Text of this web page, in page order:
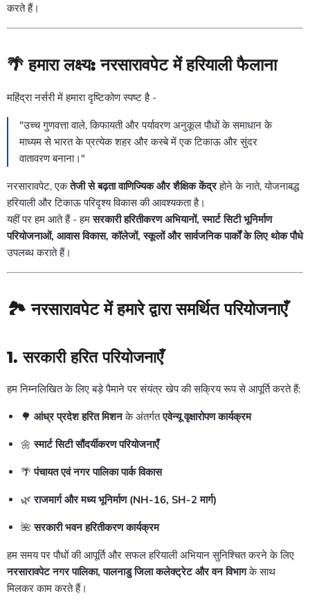
करते हैं।
🌴हमारा लक्ष्य: नरसारावपेट में हरियाली फैलाना
महिंद्रा नर्सरी में हमारा दृष्टिकोण स्पष्ट है -
"उच्च गुणवत्ता वाले, किफायती और पर्यावरण अनुकूल पौधों के समाधान के
माध्यम से भारत के प्रत्येक शहर और कस्बे में एक टिकाऊ और सुंदर
वातावरण बनाना।"
नरसारावपेट, एकतेजी से बढ़ता वाणिज्यिक और शैक्षिक केंद्रहोने के नाते, योजनाबद्ध
हरियाली और टिकाऊ परिदृश्य विकास की आवश्यकता है।
यहीं पर हम आते हैं - हमसरकारी हरितीकरण अभियानों, स्मार्ट सिटी भूनिर्माण
परियोजनाओं, आवास विकास, कॉलेजों, स्कूलों और सार्वजनिक पार्कों के लिए थोक पौधे
उपलब्ध कराते हैं।
🏞️नरसारावपेट में हमारे द्वारा समर्थित परियोजनाएँ
1.सरकारी हरित परियोजनाएँ
हम निम्नलिखित के लिए बड़े पैमाने पर संयंत्र खेप की सक्रिय रूप से आपूर्ति करते हैं:
🌳 आंध्र प्रदेश हरित मिशनके अंतर्गतएवेन्यू वृक्षारोपण कार्यक्रम
🌼स्मार्ट सिटी सौंदर्यीकरण परियोजनाएँ
🌴पंचायत एवं नगर पालिका पार्क विकास
🌿राजमार्ग और मध्य भूनिर्माण (NH-16, SH-2 मार्ग)
🌺सरकारी भवन हरितीकरण कार्यक्रम
हम समय पर पौधों की आपूर्ति और सफल हरियाली अभियान सुनिश्चित करने के लिए
नरसारावपेट नगर पालिका, पालनाडु जिला कलेक्ट्रेट और वन विभागके साथ
मिलकर काम करते हैं।